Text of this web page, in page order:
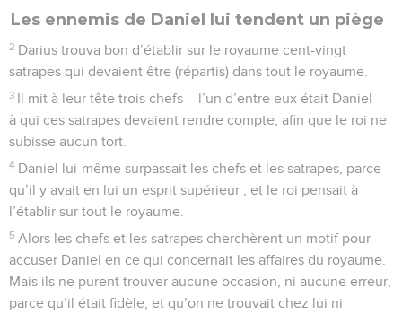
Les ennemis de Daniel lui tendent un piège
2 Darius trouva bon d’établir sur le royaume cent-vingt
satrapes qui devaient être (répartis) dans tout le royaume.
3 Il mit à leur tête trois chefs – l’un d’entre eux était Daniel –
à qui ces satrapes devaient rendre compte, afin que le roi ne
subisse aucun tort.
4 Daniel lui-même surpassait les chefs et les satrapes, parce
qu’il y avait en lui un esprit supérieur ; et le roi pensait à
l’établir sur tout le royaume.
5 Alors les chefs et les satrapes cherchèrent un motif pour
accuser Daniel en ce qui concernait les affaires du royaume.
Mais ils ne purent trouver aucune occasion, ni aucune erreur,
parce qu’il était fidèle, et qu’on ne trouvait chez lui ni